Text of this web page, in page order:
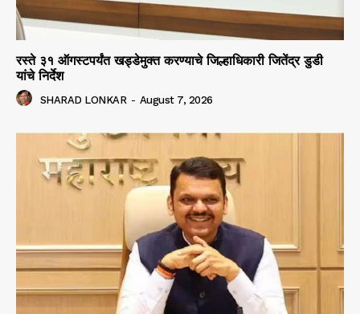
रस्ते ३१ ऑगस्टपर्यंत खड्डेमुक्त करण्याचे जिल्हाधिकारी जितेंद्र डुडी
यांचे निर्देश
SHARAD LONKAR - August 7, 2026